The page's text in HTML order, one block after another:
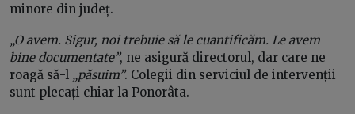
minore din județ.
„O avem. Sigur, noi trebuie să le cuantificăm. Le avem
bine documentate”, ne asigură directorul, dar care ne
roagă să-l „păsuim”. Colegii din serviciul de intervenții
sunt plecați chiar la Ponorâta.